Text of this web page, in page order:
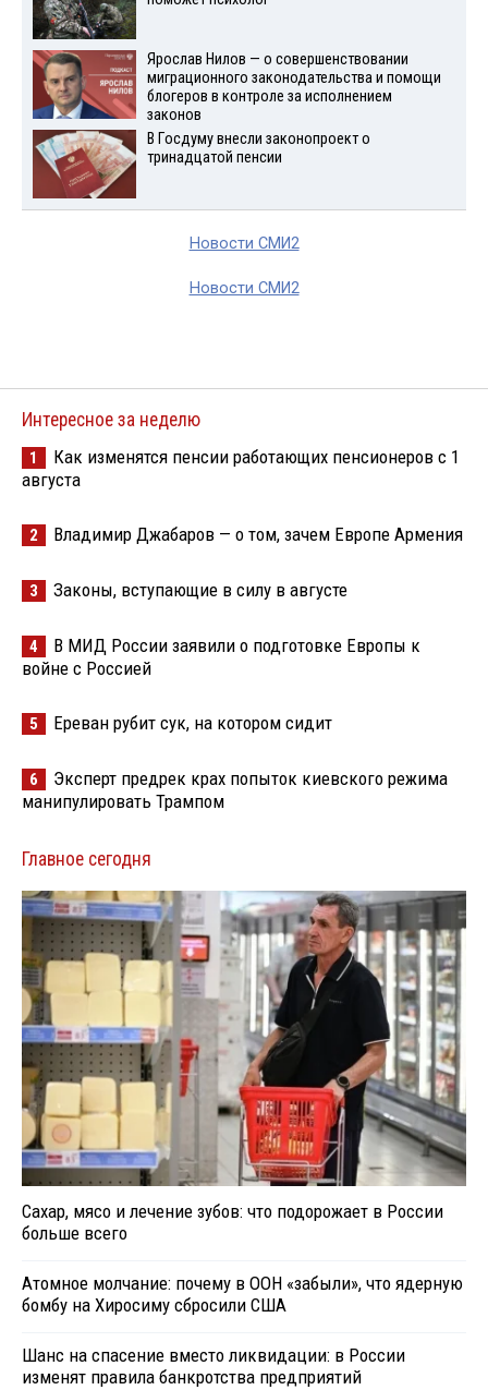
Ярослав Нилов — о совершенствовании
миграционного законодательства и помощи
блогеров в контроле за исполнением
законов
В Госдуму внесли законопроект о
тринадцатой пенсии
Новости СМИ2
Новости СМИ2
Интересное за неделю
1
Как изменятся пенсии работающих пенсионеров с 1
августа
2 Владимир Джабаров — о том, зачем Европе Армения
3 Законы, вступающие в силу в августе
4
В МИД России заявили о подготовке Европы к
войне с Россией
5 Ереван рубит сук, на котором сидит
6
Эксперт предрек крах попыток киевского режима
манипулировать Трампом
Главное сегодня
Сахар, мясо и лечение зубов: что подорожает в России
больше всего
Атомное молчание: почему в ООН «забыли», что ядерную
бомбу на Хиросиму сбросили США
Шанс на спасение вместо ликвидации: в России
изменят правила банкротства предприятий